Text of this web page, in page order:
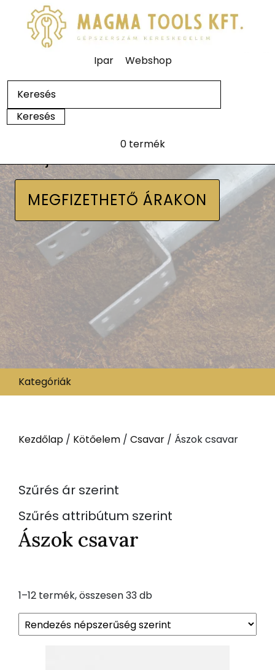
Ipar Webshop
0 termék
MEGFIZETHETŐ ÁRAKON
Kategóriák
Kezdőlap / Kötőelem / Csavar / Ászok csavar
Szűrés ár szerint
Szűrés attribútum szerint
Ászok csavar
1–12 termék, összesen 33 dbSorted
by
popularity